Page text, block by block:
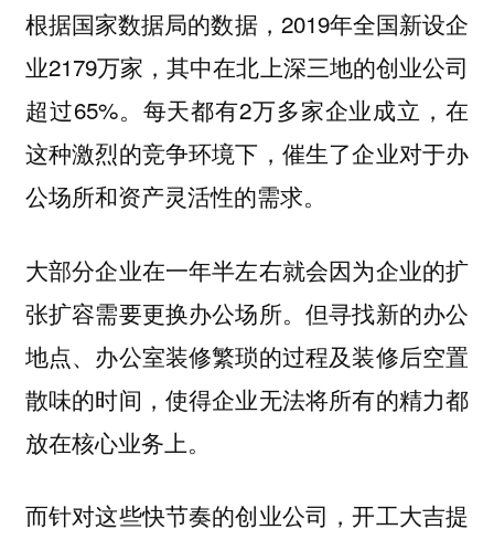
根据国家数据局的数据，2019年全国新设企
业2179万家，其中在北上深三地的创业公司
超过65%。每天都有2万多家企业成立，在
这种激烈的竞争环境下，催生了企业对于办
公场所和资产灵活性的需求。
大部分企业在一年半左右就会因为企业的扩
张扩容需要更换办公场所。但寻找新的办公
地点、办公室装修繁琐的过程及装修后空置
散味的时间，使得企业无法将所有的精力都
放在核心业务上。
而针对这些快节奏的创业公司，开工大吉提